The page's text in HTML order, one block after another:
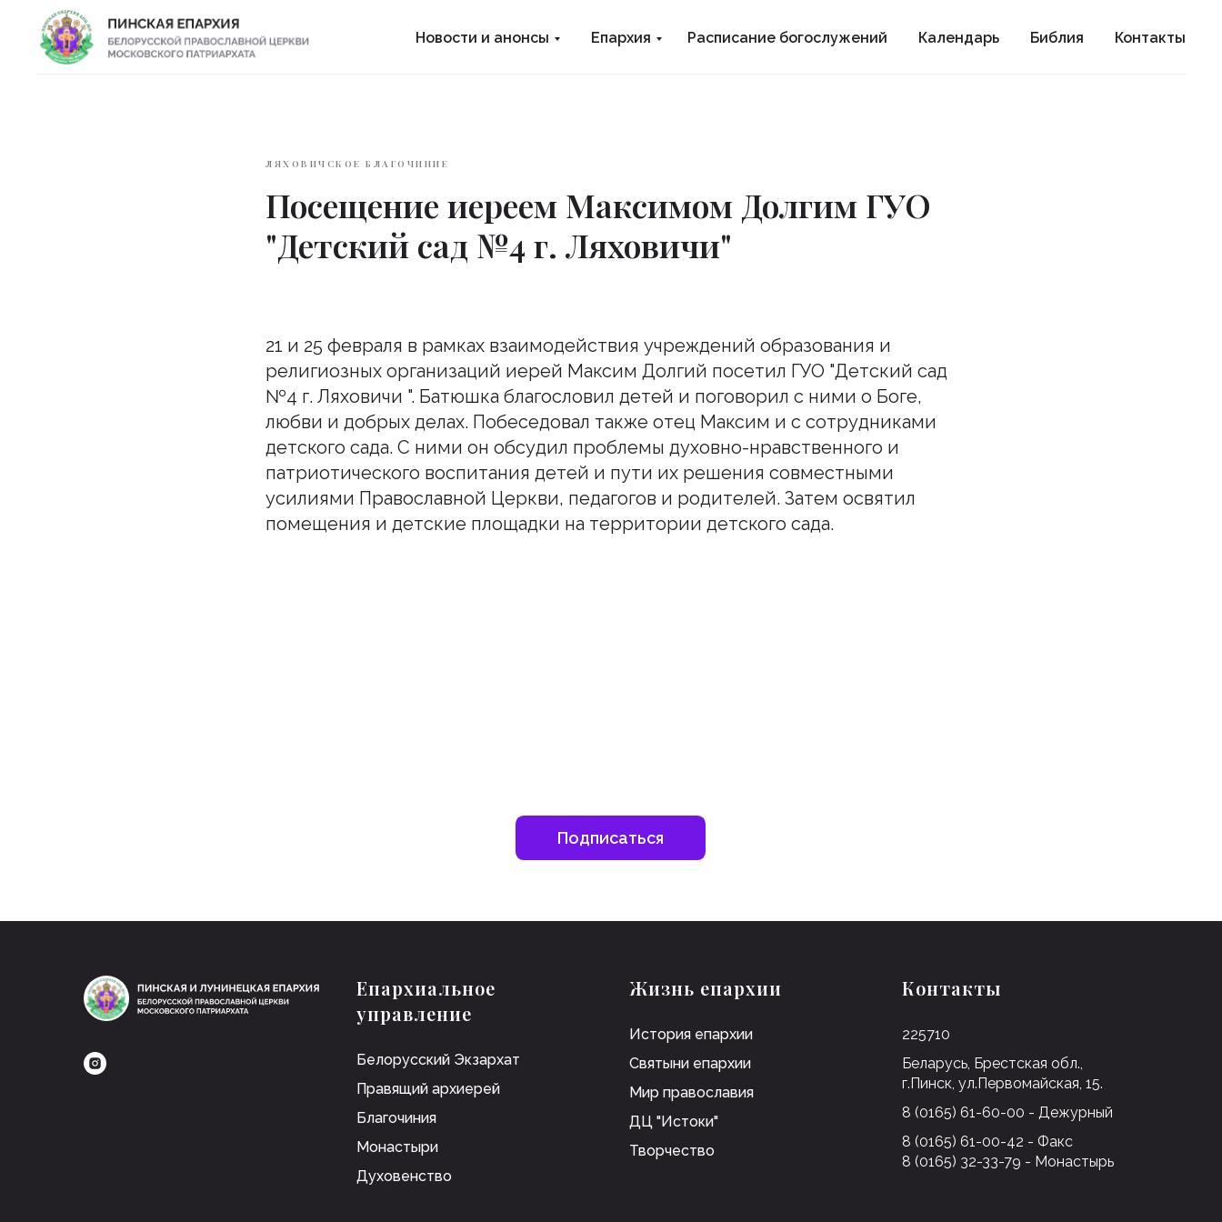
Новости и анонсы Епархия Расписание богослужений Календарь Библия Контакты
ЛЯХОВИЧСКОЕ БЛАГОЧИНИЕ
Посещение иереем Максимом Долгим ГУО
"Детский сад №4 г. Ляховичи"
21 и 25 февраля в рамках взаимодействия учреждений образования и
религиозных организаций иерей Максим Долгий посетил ГУО "Детский сад
№4 г. Ляховичи ". Батюшка благословил детей и поговорил с ними о Боге,
любви и добрых делах. Побеседовал также отец Максим и с сотрудниками
детского сада. С ними он обсудил проблемы духовно-нравственного и
патриотического воспитания детей и пути их решения совместными
усилиями Православной Церкви, педагогов и родителей. Затем освятил
помещения и детские площадки на территории детского сада.
Епархиальное
управление
Белорусский Экзархат
Правящий архиерей
Благочиния
Монастыри
Духовенство
Жизнь епархии
История епархии
Святыни епархии
Мир православия
ДЦ "Истоки"
Творчество
Контакты
225710
Беларусь, Брестская обл.,
г.Пинск, ул.Первомайская, 15.
8 (0165) 61-60-00 - Дежурный
8 (0165) 61-00-42 - Факс
8 (0165) 32-33-79 - Монастырь